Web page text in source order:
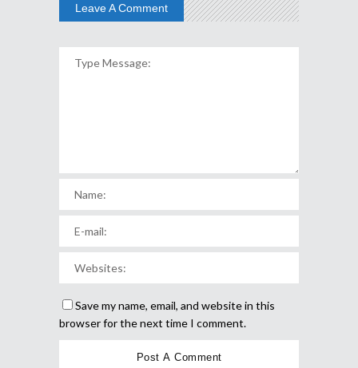
Leave A Comment
Save my name, email, and website in this
browser for the next time I comment.